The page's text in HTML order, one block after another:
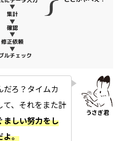
ろ？タイムカ
て、それをまた計
ましい努力をし
よ。